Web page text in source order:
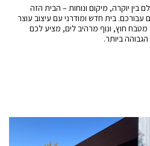
יוקרה, מיקום ונוחות – הבית הזה
בית חדש ומודרני עם עיצוב עוצר
חוץ, ונוף מרהיב לים, מציע לכם
ביותר.